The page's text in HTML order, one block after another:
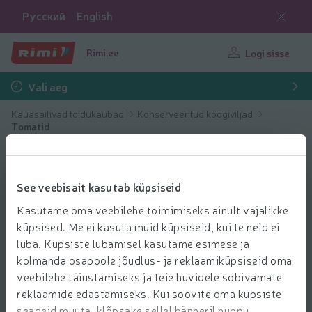
See veebisait kasutab küpsiseid
Kasutame oma veebilehe toimimiseks ainult vajalikke
küpsised. Me ei kasuta muid küpsiseid, kui te neid ei
luba. Küpsiste lubamisel kasutame esimese ja
kolmanda osapoole jõudlus- ja reklaamiküpsiseid oma
veebilehe täiustamiseks ja teie huvidele sobivamate
reklaamide edastamiseks. Kui soovite oma küpsiste
Русский English
Rimi.ee Logi sisse
Vali aeg
Kauasäilivad toidukaubad
Konserveeritud köögiviljad
Tomatid